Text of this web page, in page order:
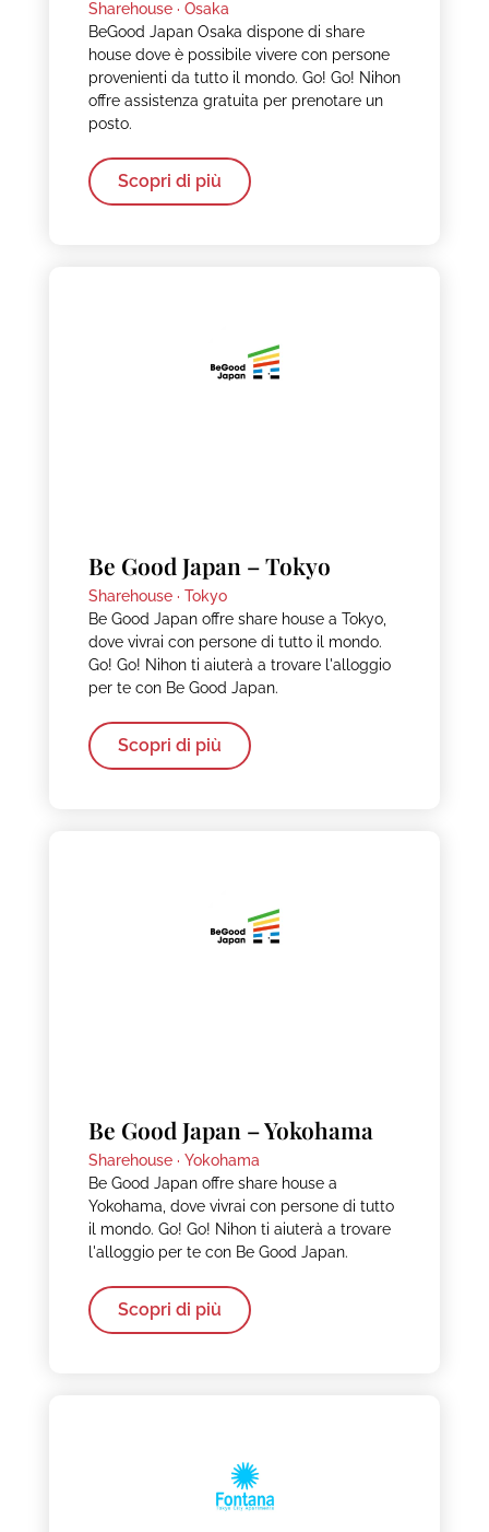
Sharehouse · Osaka
BeGood Japan Osaka dispone di share
house dove è possibile vivere con persone
provenienti da tutto il mondo. Go! Go! Nihon
offre assistenza gratuita per prenotare un
posto.
Scopri di più
Be Good Japan – Tokyo
Sharehouse · Tokyo
Be Good Japan offre share house a Tokyo,
dove vivrai con persone di tutto il mondo.
Go! Go! Nihon ti aiuterà a trovare l'alloggio
per te con Be Good Japan.
Scopri di più
Be Good Japan – Yokohama
Sharehouse · Yokohama
Be Good Japan offre share house a
Yokohama, dove vivrai con persone di tutto
il mondo. Go! Go! Nihon ti aiuterà a trovare
l'alloggio per te con Be Good Japan.
Scopri di più